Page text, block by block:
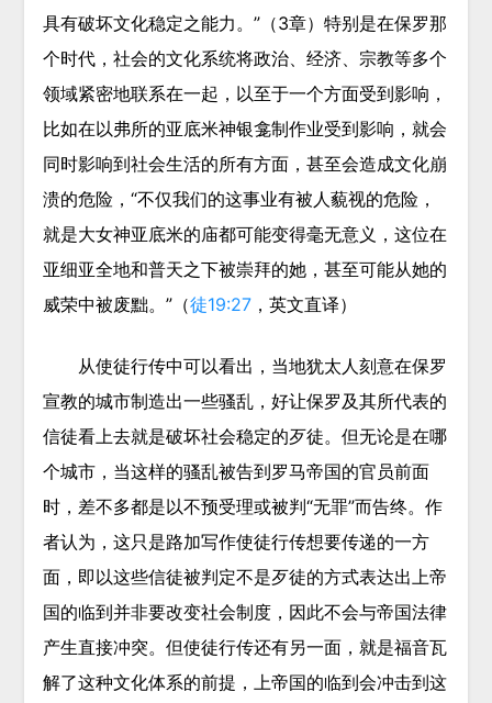
具有破坏文化稳定之能力。”（3章）特别是在保罗那
个时代，社会的文化系统将政治、经济、宗教等多个
领域紧密地联系在一起，以至于一个方面受到影响，
比如在以弗所的亚底米神银龛制作业受到影响，就会
同时影响到社会生活的所有方面，甚至会造成文化崩
溃的危险，“不仅我们的这事业有被人藐视的危险，
就是大女神亚底米的庙都可能变得毫无意义，这位在
亚细亚全地和普天之下被崇拜的她，甚至可能从她的
威荣中被废黜。”（徒19:27，英文直译）
从使徒行传中可以看出，当地犹太人刻意在保罗
宣教的城市制造出一些骚乱，好让保罗及其所代表的
信徒看上去就是破坏社会稳定的歹徒。但无论是在哪
个城市，当这样的骚乱被告到罗马帝国的官员前面
时，差不多都是以不预受理或被判“无罪”而告终。作
者认为，这只是路加写作使徒行传想要传递的一方
面，即以这些信徒被判定不是歹徒的方式表达出上帝
国的临到并非要改变社会制度，因此不会与帝国法律
产生直接冲突。但使徒行传还有另一面，就是福音瓦
解了这种文化体系的前提，上帝国的临到会冲击到这